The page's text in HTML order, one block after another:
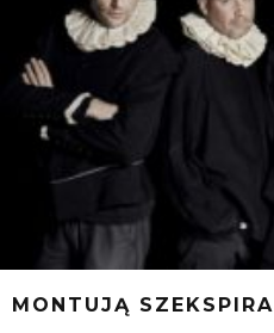
MONTUJĄ SZEKSPIRA